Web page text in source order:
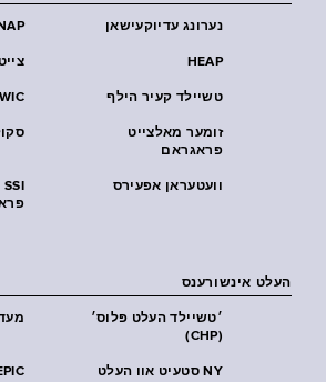
נערונג עדיוקעישאן
HEAP
WIC טשיילד קעיר הילף
זומער מאלצייט
פראגראם
וועטעראן אפעירס
העלט אינשורענס
׳טשיילד העלט פּלוס׳
(CHP)
NY סטעיט אוו העלט